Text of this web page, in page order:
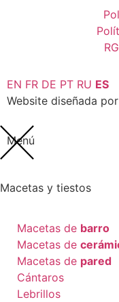
EN FR DE PT RU ES
Website diseñada por
Menú
Macetas y tiestos
Macetas de barro
Macetas de
Macetas de pared
Cántaros
Lebrillos